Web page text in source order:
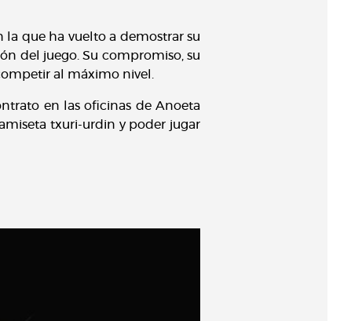
la que ha vuelto a demostrar su
del juego. Su compromiso, su
al máximo nivel.
en las oficinas de Anoeta
txuri-urdin y poder jugar